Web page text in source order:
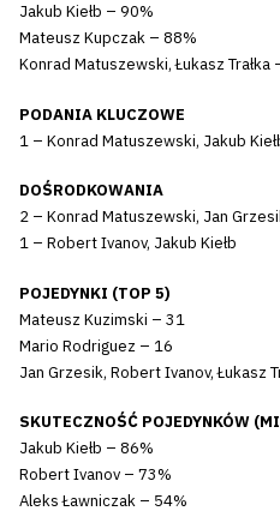
Jakub Kiełb – 90%
Mateusz Kupczak – 88%
Konrad Matuszewski, Łukasz Trałka
PODANIA KLUCZOWE
1 – Konrad Matuszewski, Jakub
DOŚRODKOWANIA
2 – Konrad Matuszewski, Jan
1 – Robert Ivanov, Jakub Kiełb
POJEDYNKI (TOP 5)
Mateusz Kuzimski – 31
Mario Rodriguez – 16
Jan Grzesik, Robert Ivanov, Łukasz
SKUTECZNOŚĆ POJEDYNKÓW
Jakub Kiełb – 86%
Robert Ivanov – 73%
Aleks Ławniczak – 54%